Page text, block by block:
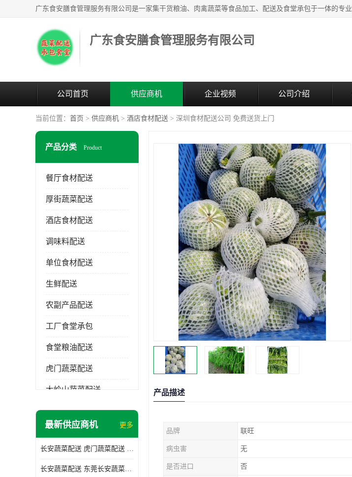
广东食安膳食管理服务有限公司
公司首页 供应商机 企业视频 公司介绍
当前位置： 首页 > 供应商机 > 酒店食材配送 > 深圳食材配送公司 免费送货上门
产品分类 Product
餐厅食材配送
厚街蔬菜配送
酒店食材配送
调味料配送
单位食材配送
生鲜配送
农副产品配送
工厂食堂承包
食堂粮油配送
虎门蔬菜配送
大岭山蔬菜配送
长安蔬菜配送
最新供应商机 更多
长安蔬菜配送 虎门蔬菜配送 厚街蔬菜配送 大朗蔬菜配送
长安蔬菜配送 东莞长安蔬菜配送哪家好
产品描述
品牌 联旺
病虫害 无
是否进口 否